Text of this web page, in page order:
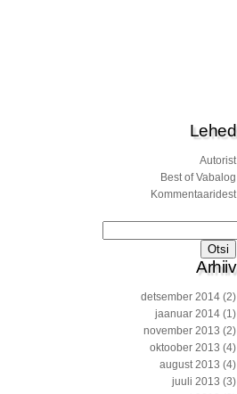
Lehed
Autorist
Best of Vabalog
Kommentaaridest
Arhiiv
detsember 2014 (2)
jaanuar 2014 (1)
november 2013 (2)
oktoober 2013 (4)
august 2013 (4)
juuli 2013 (3)